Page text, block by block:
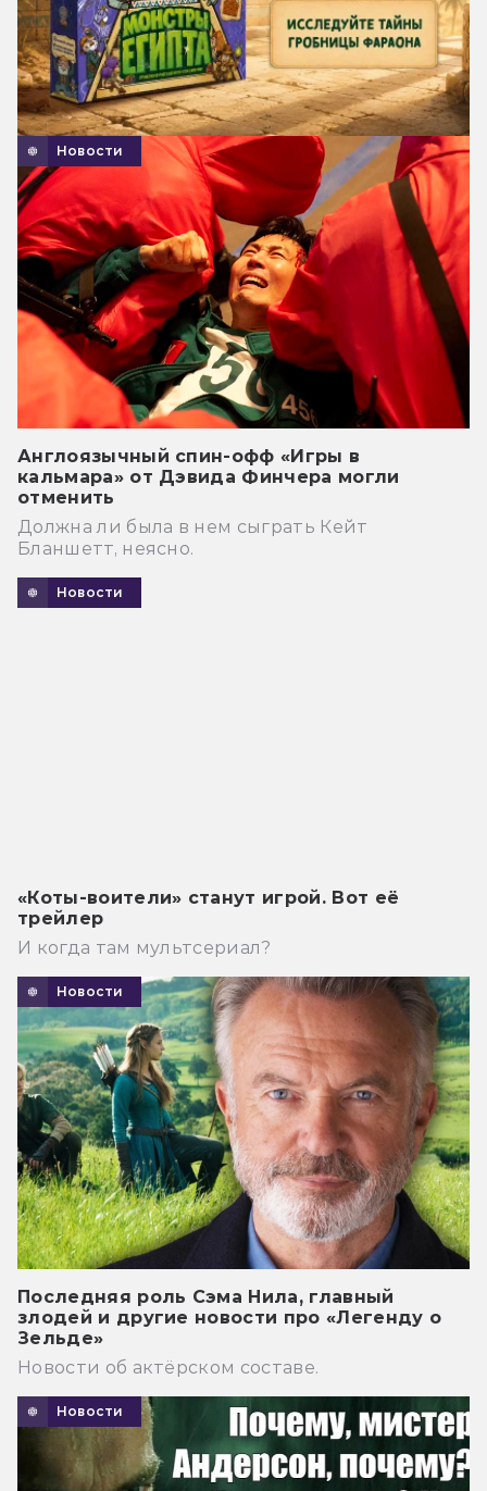
Новости
Англоязычный спин-офф «Игры в
кальмара» от Дэвида Финчера могли
отменить
Должна ли была в нем сыграть Кейт
Бланшетт, неясно.
Новости
«Коты-воители» станут игрой. Вот её
трейлер
И когда там мультсериал?
Новости
Последняя роль Сэма Нила, главный
злодей и другие новости про «Легенду о
Зельде»
Новости об актёрском составе.
Новости